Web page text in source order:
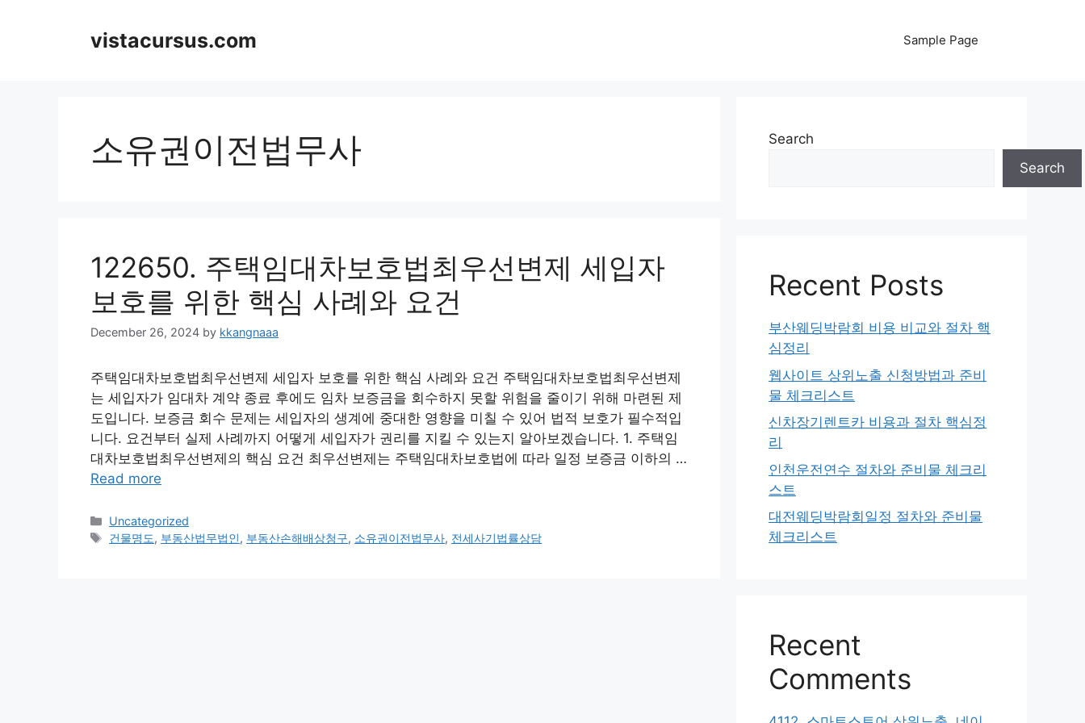
vistacursus.com Sample Page
소유권이전법무사
122650. 주택임대차보호법최우선변제 세입자
보호를 위한 핵심 사례와 요건
December 26, 2024 by kkangnaaa
주택임대차보호법최우선변제 세입자 보호를 위한 핵심 사례와 요건 주택임대차보호법최우선변제
는 세입자가 임대차 계약 종료 후에도 임차 보증금을 회수하지 못할 위험을 줄이기 위해 마련된 제
도입니다. 보증금 회수 문제는 세입자의 생계에 중대한 영향을 미칠 수 있어 법적 보호가 필수적입
니다. 요건부터 실제 사례까지 어떻게 세입자가 권리를 지킬 수 있는지 알아보겠습니다. 1. 주택임
대차보호법최우선변제의 핵심 요건 최우선변제는 주택임대차보호법에 따라 일정 보증금 이하의 …
Read more
Categories
Uncategorized
Tags
건물명도, 부동산법무법인, 부동산손해배상청구, 소유권이전법무사, 전세사기법률상담
Search
Search
Recent Posts
부산웨딩박람회 비용 비교와 절차 핵
심정리
웹사이트 상위노출 신청방법과 준비
물 체크리스트
신차장기렌트카 비용과 절차 핵심정
리
인천운전연수 절차와 준비물 체크리
스트
대전웨딩박람회일정 절차와 준비물
체크리스트
Recent
Comments